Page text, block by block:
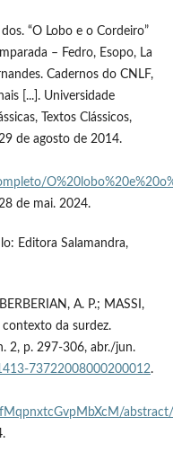
“O Lobo e o Cordeiro”
– Fedro, Esopo, La
Cadernos do CNLF,
[...]. Universidade
Textos Clássicos,
de agosto de 2014.
de mai. 2024.
Editora Salamandra,
A. P.; MASSI,
da surdez.
2, p. 297-306, abr./jun.
73722008000200012.